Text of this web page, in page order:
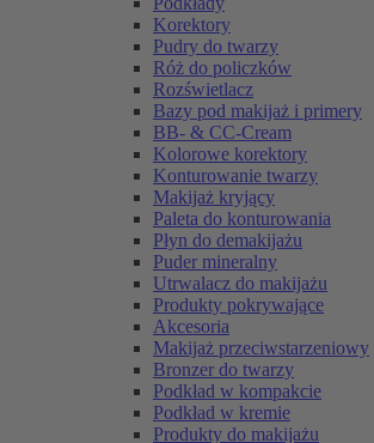
Korektory
Pudry do twarzy
Róż do policzków
Rozświetlacz
Bazy pod makijaż i primery
BB- & CC-Cream
Kolorowe korektory
Konturowanie twarzy
Makijaż kryjący
Paleta do konturowania
Płyn do demakijażu
Puder mineralny
Utrwalacz do makijażu
Produkty pokrywające
Akcesoria
Makijaż przeciwstarzeniowy
Bronzer do twarzy
Podkład w kompakcie
Podkład w kremie
Produkty do makijażu